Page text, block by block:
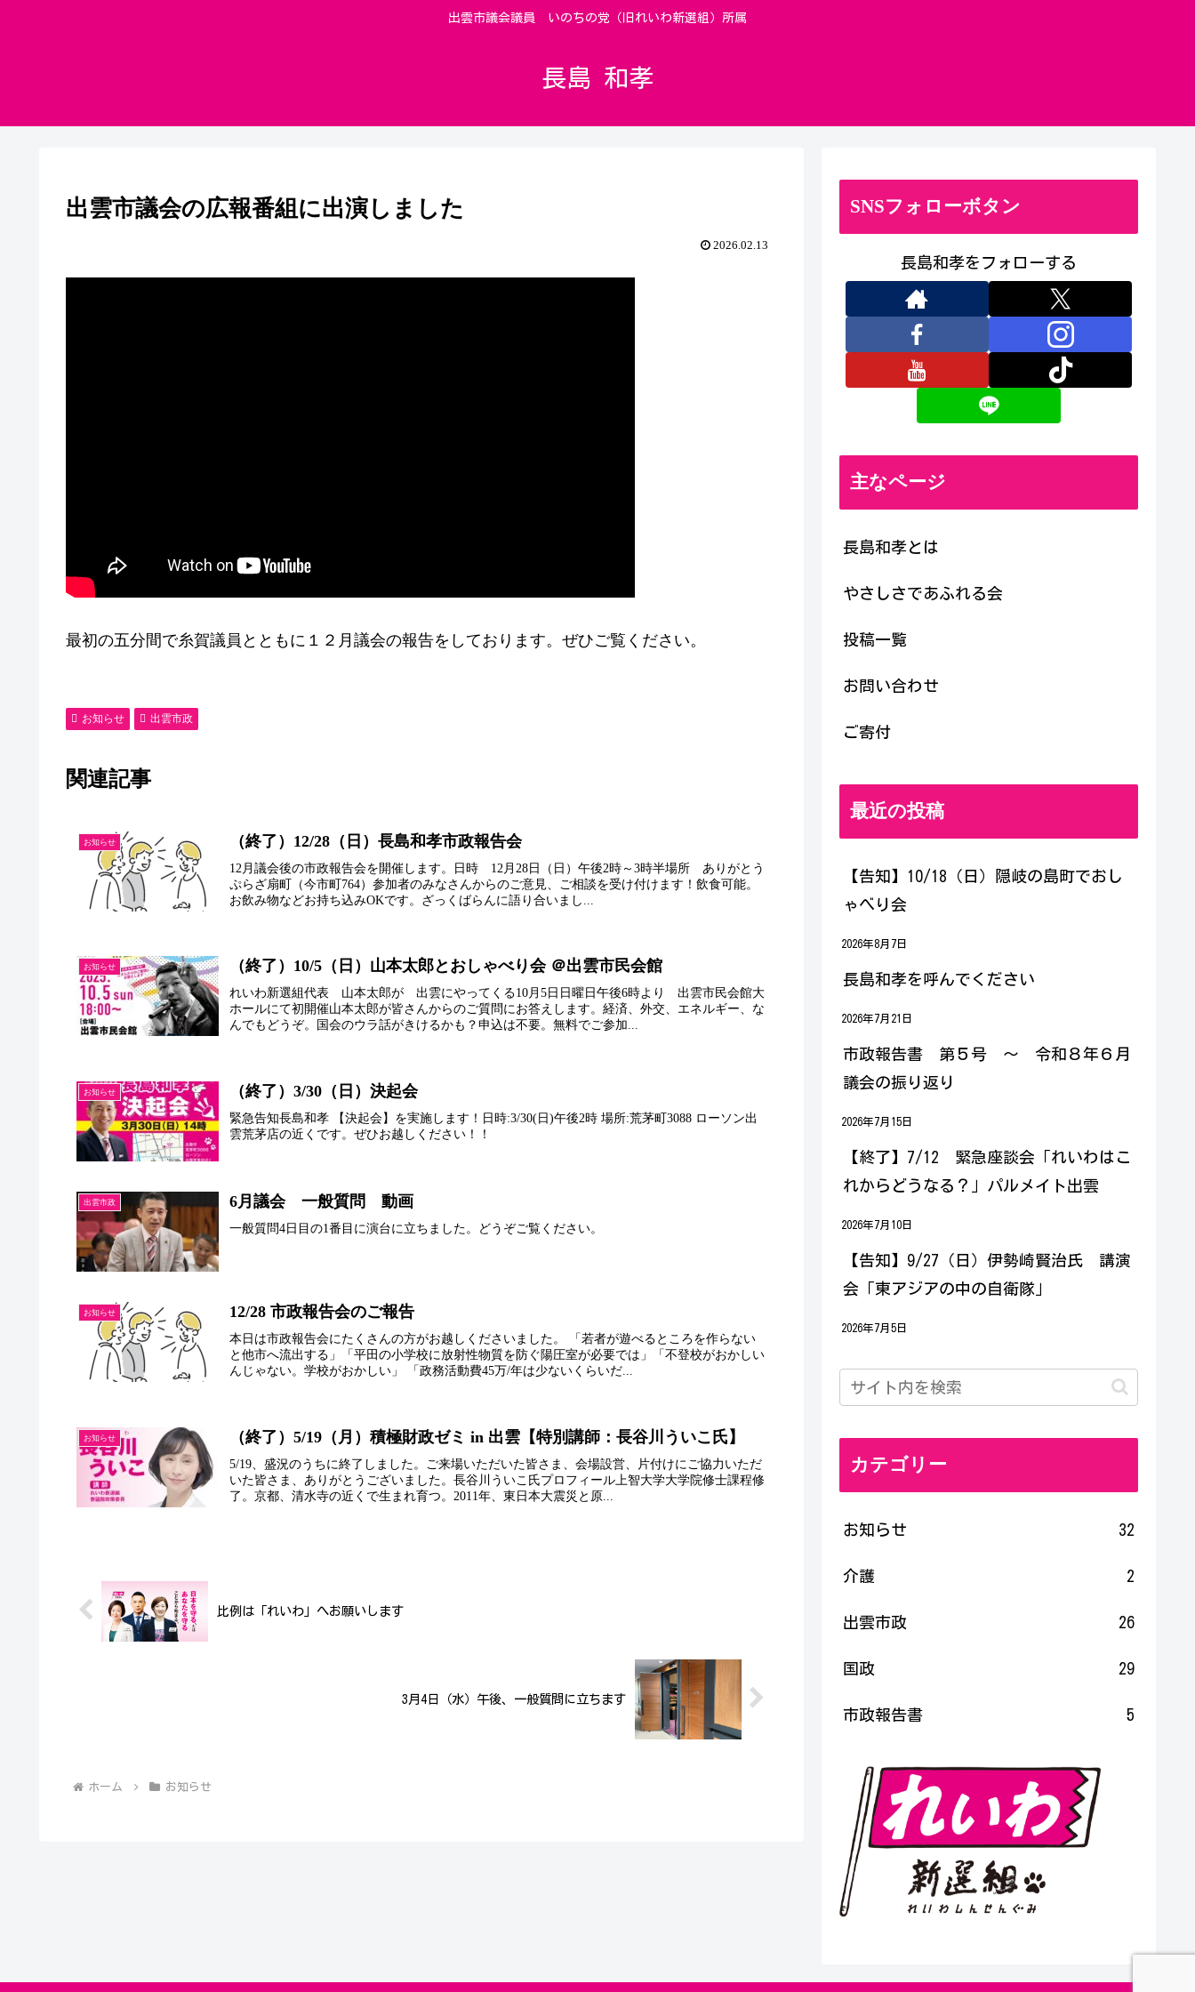
出雲市議会議員 いのちの党（旧れいわ新選組）所属
長島 和孝
出雲市議会の広報番組に出演しました
2026.02.13
最初の五分間で糸賀議員とともに１２月議会の報告をしております。ぜひご覧ください。
お知らせ 出雲市政
関連記事
お知らせ （終了）12/28（日）長島和孝市政報告会
12月議会後の市政報告会を開催します。日時 12月28日（日）午後2時～3時半場所 ありがとう
ぷらざ扇町（今市町764）参加者のみなさんからのご意見、ご相談を受け付けます！飲食可能。
お飲み物などお持ち込みOKです。ざっくばらんに語り合いまし...
お知らせ （終了）10/5（日）山本太郎とおしゃべり会 ＠出雲市民会館
れいわ新選組代表 山本太郎が 出雲にやってくる10月5日日曜日午後6時より 出雲市民会館大
ホールにて初開催山本太郎が皆さんからのご質問にお答えします。経済、外交、エネルギー、な
んでもどうぞ。国会のウラ話がきけるかも？申込は不要。無料でご参加...
お知らせ （終了）3/30（日）決起会
緊急告知長島和孝 【決起会】を実施します！日時:3/30(日)午後2時 場所:荒茅町3088 ローソン出
雲荒茅店の近くです。ぜひお越しください！！
出雲市政 6月議会 一般質問 動画
一般質問4日目の1番目に演台に立ちました。どうぞご覧ください。
お知らせ 12/28 市政報告会のご報告
本日は市政報告会にたくさんの方がお越しくださいました。 「若者が遊べるところを作らない
と他市へ流出する」「平田の小学校に放射性物質を防ぐ陽圧室が必要では」「不登校がおかしい
んじゃない。学校がおかしい」 「政務活動費45万/年は少ないくらいだ...
お知らせ （終了）5/19（月）積極財政ゼミ in 出雲【特別講師：長谷川ういこ氏】
5/19、盛況のうちに終了しました。ご来場いただいた皆さま、会場設営、片付けにご協力いただ
いた皆さま、ありがとうございました。長谷川ういこ氏プロフィール上智大学大学院修士課程修
了。京都、清水寺の近くで生まれ育つ。2011年、東日本大震災と原...
比例は「れいわ」へお願いします
3月4日（水）午後、一般質問に立ちます
ホーム お知らせ
SNSフォローボタン
長島和孝をフォローする
主なページ
長島和孝とは
やさしさであふれる会
投稿一覧
お問い合わせ
ご寄付
最近の投稿
【告知】10/18（日）隠岐の島町でおし
ゃべり会
2026年8月7日
長島和孝を呼んでください
2026年7月21日
市政報告書 第５号 ～ 令和８年６月
議会の振り返り
2026年7月15日
【終了】7/12 緊急座談会「れいわはこ
れからどうなる？」パルメイト出雲
2026年7月10日
【告知】9/27（日）伊勢崎賢治氏 講演
会「東アジアの中の自衛隊」
2026年7月5日
カテゴリー
お知らせ 32
介護 2
出雲市政 26
国政 29
市政報告書 5